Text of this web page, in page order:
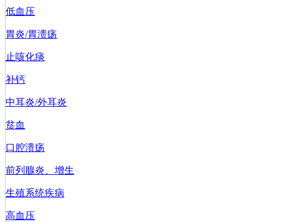
低血压
胃炎/胃溃疡
止咳化痰
补钙
中耳炎/外耳炎
贫血
口腔溃疡
前列腺炎、增生
生殖系统疾病
高血压